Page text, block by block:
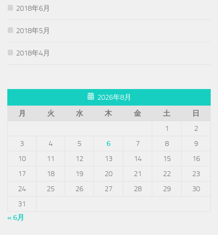
2018年6月
2018年5月
2018年4月
2026年8月
月
火 水 木 金 土
日
1
2
3
4 5 6 7 8
9
10
11 12 13 14 15
16
17
18 19 20 21 22
23
24
25 26 27 28 29
30
31
« 6月